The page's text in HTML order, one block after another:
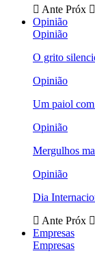
Ante Próx
Opinião
Opinião
O grito
Opinião
Um paiol
Opinião
Mergulhos
Opinião
Dia
Ante Próx
Empresas
Empresas